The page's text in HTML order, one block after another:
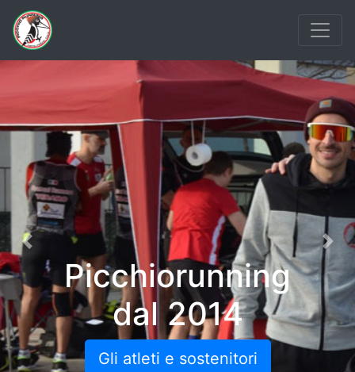
Picchiorunning
dal 2014
Gli atleti e sostenitori
Previous